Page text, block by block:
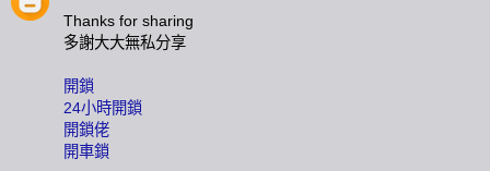
Thanks for sharing
多謝大大無私分享
開鎖
24小時開鎖
開鎖佬
開車鎖